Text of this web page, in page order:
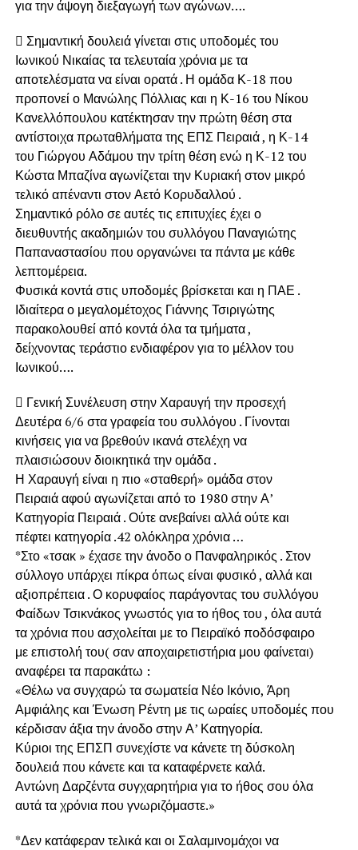
για την άψογη διεξαγωγή των αγώνων….
 Σημαντική δουλειά γίνεται στις υποδομές του
Ιωνικού Νικαίας τα τελευταία χρόνια με τα
αποτελέσματα να είναι ορατά . Η ομάδα Κ-18 που
προπονεί ο Μανώλης Πόλλιας και η Κ-16 του Νίκου
Κανελλόπουλου κατέκτησαν την πρώτη θέση στα
αντίστοιχα πρωταθλήματα της ΕΠΣ Πειραιά , η Κ-14
του Γιώργου Αδάμου την τρίτη θέση ενώ η Κ-12 του
Κώστα Μπαζίνα αγωνίζεται την Κυριακή στον μικρό
τελικό απέναντι στον Αετό Κορυδαλλού .
Σημαντικό ρόλο σε αυτές τις επιτυχίες έχει ο
διευθυντής ακαδημιών του συλλόγου Παναγιώτης
Παπαναστασίου που οργανώνει τα πάντα με κάθε
λεπτομέρεια.
Φυσικά κοντά στις υποδομές βρίσκεται και η ΠΑΕ .
Ιδιαίτερα ο μεγαλομέτοχος Γιάννης Τσιριγώτης
παρακολουθεί από κοντά όλα τα τμήματα ,
δείχνοντας τεράστιο ενδιαφέρον για το μέλλον του
Ιωνικού….
 Γενική Συνέλευση στην Χαραυγή την προσεχή
Δευτέρα 6/6 στα γραφεία του συλλόγου . Γίνονται
κινήσεις για να βρεθούν ικανά στελέχη να
πλαισιώσουν διοικητικά την ομάδα .
Η Χαραυγή είναι η πιο «σταθερή» ομάδα στον
Πειραιά αφού αγωνίζεται από το 1980 στην Α’
Κατηγορία Πειραιά . Ούτε ανεβαίνει αλλά ούτε και
πέφτει κατηγορία .42 ολόκληρα χρόνια …
*Στο «τσακ » έχασε την άνοδο ο Πανφαληρικός . Στον
σύλλογο υπάρχει πίκρα όπως είναι φυσικό , αλλά και
αξιοπρέπεια . Ο κορυφαίος παράγοντας του συλλόγου
Φαίδων Τσικνάκος γνωστός για το ήθος του , όλα αυτά
τα χρόνια που ασχολείται με το Πειραϊκό ποδόσφαιρο
με επιστολή του( σαν αποχαιρετιστήρια μου φαίνεται)
αναφέρει τα παρακάτω :
«Θέλω να συγχαρώ τα σωματεία Νέο Ικόνιο, Άρη
Αμφιάλης και Ένωση Ρέντη με τις ωραίες υποδομές που
κέρδισαν άξια την άνοδο στην Α’ Κατηγορία.
Κύριοι της ΕΠΣΠ συνεχίστε να κάνετε τη δύσκολη
δουλειά που κάνετε και τα καταφέρνετε καλά.
Αντώνη Δαρζέντα συγχαρητήρια για το ήθος σου όλα
αυτά τα χρόνια που γνωριζόμαστε.»
*Δεν κατάφεραν τελικά και οι Σαλαμινομάχοι να